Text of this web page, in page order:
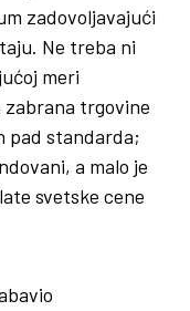
zadovoljavajući
Ne treba ni
meri
zabrana trgovine
pad standarda;
a malo je
svetske cene